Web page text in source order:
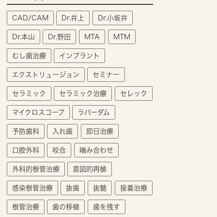
CAD/CAM Dr.井上 Dr.小坂井
Dr.本山 Dr.野田 MTA MTM
むし歯治療 インプラント
エクストリュージョン セミナー
セラミック セラミック治療 セレック
マイクロスコープ ラバーダム
予防歯科 入れ歯 即日治療
口腔外科 咬合 噛み合わせ
外科的根管治療 意図的再植
感染根管治療 抜歯 抜髄 接着治療
根管治療 歯の移植 歯を残す